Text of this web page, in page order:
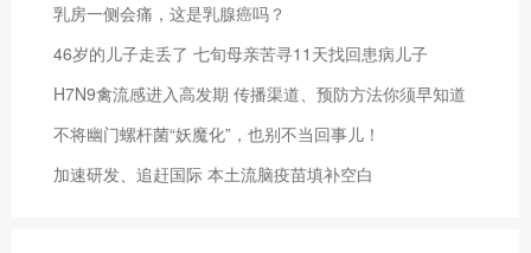
乳房一侧会痛，这是乳腺癌吗？
46岁的儿子走丢了 七旬母亲苦寻11天找回患病儿子
H7N9禽流感进入高发期 传播渠道、预防方法你须早知道
不将幽门螺杆菌“妖魔化”，也别不当回事儿！
加速研发、追赶国际 本土流脑疫苗填补空白